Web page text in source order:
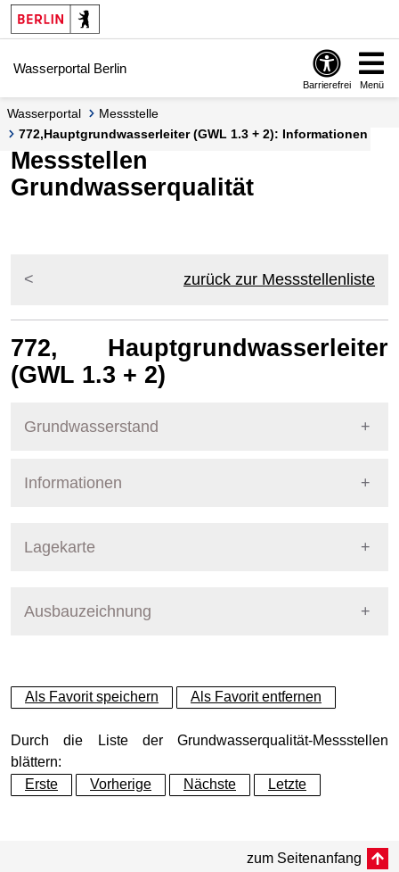
Springe zur Navigation
Springe zum Inhalt
Wasserportal Berlin
Barrierefrei Menü
Wasserportal
Messstelle
772,Hauptgrundwasserleiter (GWL 1.3 + 2): Informationen
Messstellen
Grundwasserqualität
zurück zur Messstellenliste
772, Hauptgrundwasserleiter
(GWL 1.3 + 2)
Grundwasserstand
Dynamische Grafik
Informationen
Nummer
Ausprägung GW-Stand
Grundwasserleiter Hauptgrundwasserleiter
Geländeoberkante (GOK)
41.85
42.36
Lagekarte
+
Ausbauzeichnung
Als Favorit speichern Als Favorit entfernen
Durch die Liste der Grundwasserqualität-Messstellen
blättern:
Erste
Vorherige Nächste Letzte
zum Seitenanfang